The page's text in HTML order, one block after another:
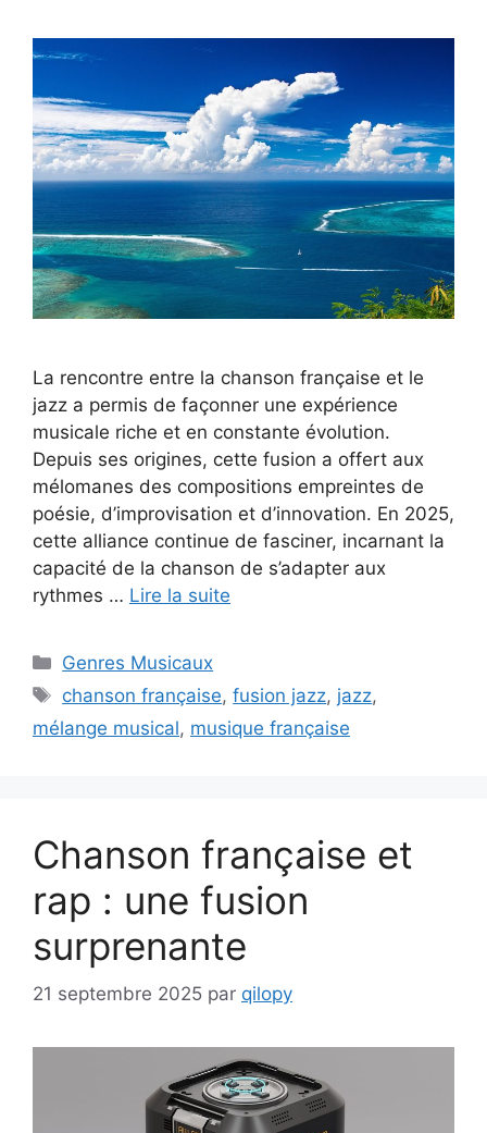
La rencontre entre la chanson française et le
jazz a permis de façonner une expérience
musicale riche et en constante évolution.
Depuis ses origines, cette fusion a offert aux
mélomanes des compositions empreintes de
poésie, d’improvisation et d’innovation. En 2025,
cette alliance continue de fasciner, incarnant la
capacité de la chanson de s’adapter aux
rythmes … Lire la suite
Catégories
Genres Musicaux
Étiquettes
chanson française,fusion jazz, jazz,
mélange musical, musique française
Chanson française et
rap : une fusion
surprenante
21 septembre 2025 par qilopy